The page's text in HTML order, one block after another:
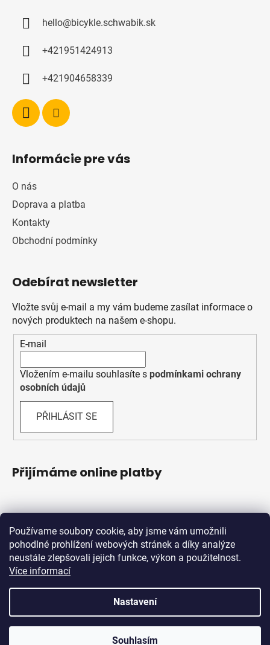
Používame soubory cookie, aby jsme vám umožnili
pohodlné prohlížení webových stránek a díky analýze
neustále zlepšovali jejich funkce, výkon a použitelnost.
Více informací
Nastavení
Souhlasím
hello@bicykle.schwabik.sk
+421951424913
+421904658339
Informácie pre vás
O nás
Doprava a platba
Kontakty
Obchodní podmínky
Odebírat newsletter
Vložte svůj e-mail a my vám budeme zasílat informace o
nových produktech na našem e-shopu.
E-mail
Vložením e-mailu souhlasíte s podmínkami ochrany
osobních údajů
PŘIHLÁSIT SE
Přijímáme online platby